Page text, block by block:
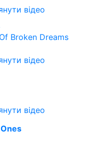
відео
Broken Dreams
відео
відео